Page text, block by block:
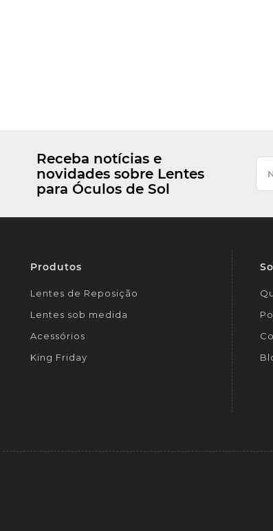
Receba notícias e
novidades sobre Lentes
para Óculos de Sol
Produtos
Lentes de Reposição
Lentes sob medida
Acessórios
King Friday